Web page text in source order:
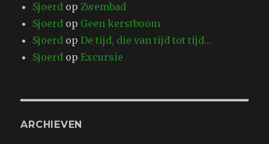
Sjoerd opZwembad
Sjoerd op Geen kerstboom
Sjoerd opDe tijd, die van tijd tot tijd…
Sjoerd opExcursie
ARCHIEVEN